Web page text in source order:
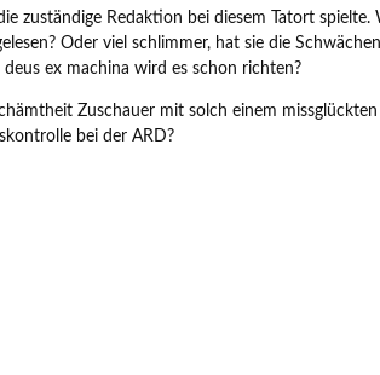
zuständige Redaktion bei diesem Tatort spielte.
Oder viel schlimmer, hat sie die
ex machina wird es schon richten?
Zuschauer mit solch einem
bei der ARD?